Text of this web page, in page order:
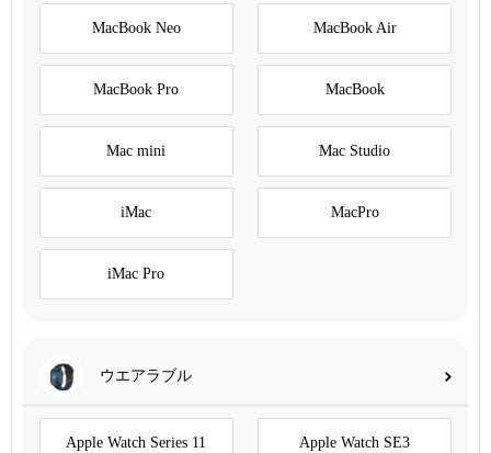
MacBook Neo MacBook Air
MacBook Pro MacBook
Mac mini Mac Studio
iMac MacPro
iMac Pro
ウエアラブル
Apple Watch Series 11 Apple Watch SE3